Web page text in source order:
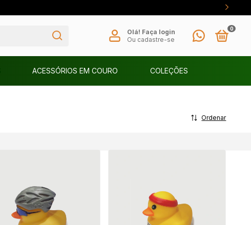
Olá! Faça login
Ou cadastre-se
0
ACESSÓRIOS EM COURO COLEÇÕES
Ordenar